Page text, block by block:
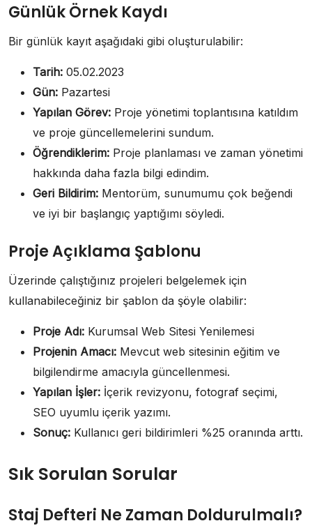
Günlük Örnek Kaydı
Bir günlük kayıt aşağıdaki gibi oluşturulabilir:
Tarih: 05.02.2023
Gün: Pazartesi
Yapılan Görev: Proje yönetimi toplantısına katıldım
ve proje güncellemelerini sundum.
Öğrendiklerim: Proje planlaması ve zaman yönetimi
hakkında daha fazla bilgi edindim.
Geri Bildirim: Mentorüm, sunumumu çok beğendi
ve iyi bir başlangıç yaptığımı söyledi.
Proje Açıklama Şablonu
Üzerinde çalıştığınız projeleri belgelemek için
kullanabileceğiniz bir şablon da şöyle olabilir:
Proje Adı: Kurumsal Web Sitesi Yenilemesi
Projenin Amacı: Mevcut web sitesinin eğitim ve
bilgilendirme amacıyla güncellenmesi.
Yapılan İşler: İçerik revizyonu, fotograf seçimi,
SEO uyumlu içerik yazımı.
Sonuç: Kullanıcı geri bildirimleri %25 oranında arttı.
Sık Sorulan Sorular
Staj Defteri Ne Zaman Doldurulmalı?